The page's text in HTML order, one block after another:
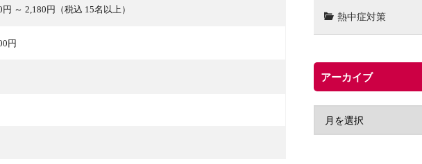
～ 2,180円（税込 15名以上）
円
熱中症対策
アーカイブ